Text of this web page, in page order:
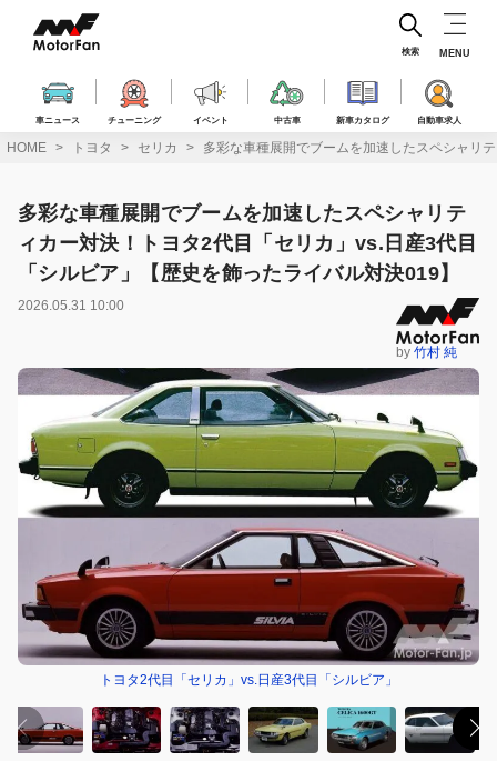
ス
車ニュース チューニング イベント 中古車 新車カタログ 自動車求人
検索 MENU
HOME トヨタ セリカ 多彩な車種展開でブームを加速したスペシャリ
多彩な車種展開でブームを加速したスペシャリテ
ィカー対決！トヨタ2代目「セリカ」vs.日産3代目
「シルビア」【歴史を飾ったライバル対決019】
2026.05.31 10:00
by 竹村 純
トヨタ2代目「セリカ」vs.日産3代目「シルビア」